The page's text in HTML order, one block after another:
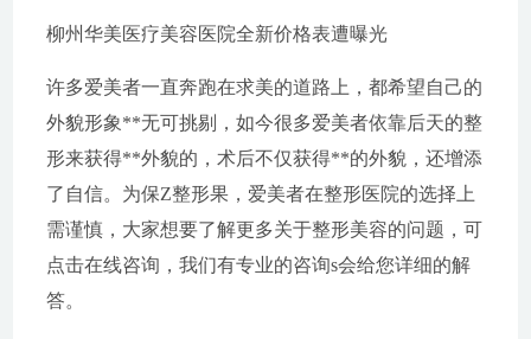
柳州华美医疗美容医院全新价格表遭曝光
许多爱美者一直奔跑在求美的道路上，都希望自己的
外貌形象**无可挑剔，如今很多爱美者依靠后天的整
形来获得**外貌的，术后不仅获得**的外貌，还增添
了自信。为保Z整形果，爱美者在整形医院的选择上
需谨慎，大家想要了解更多关于整形美容的问题，可
点击在线咨询，我们有专业的咨询s会给您详细的解
答。